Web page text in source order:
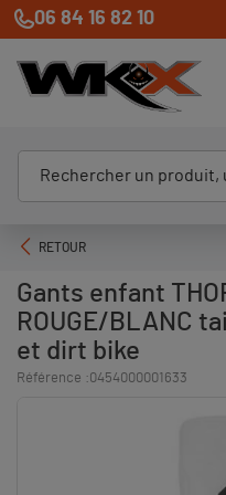
06 84 16 82 10
RETOUR
Gants enfant
ROUGE/BLANC
et dirt bike
Référence :0454000001633